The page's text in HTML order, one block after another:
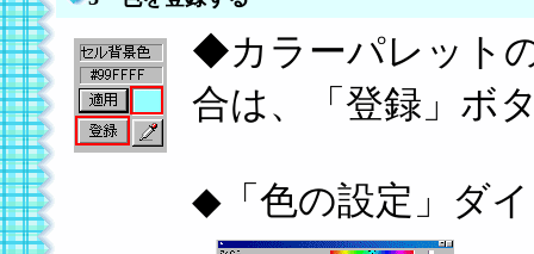
◆カラーパレット
合は、「登録」ボ
◆「色の設定」ダ